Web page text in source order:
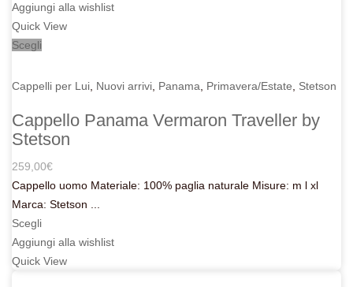
Aggiungi alla wishlist
Quick View
Scegli
Cappelli per Lui, Nuovi arrivi, Panama, Primavera/Estate, Stetson
Cappello Panama Vermaron Traveller by
Stetson
259,00€
Cappello uomo Materiale: 100% paglia naturale Misure: m l xl
Marca: Stetson ...
Scegli
Aggiungi alla wishlist
Quick View